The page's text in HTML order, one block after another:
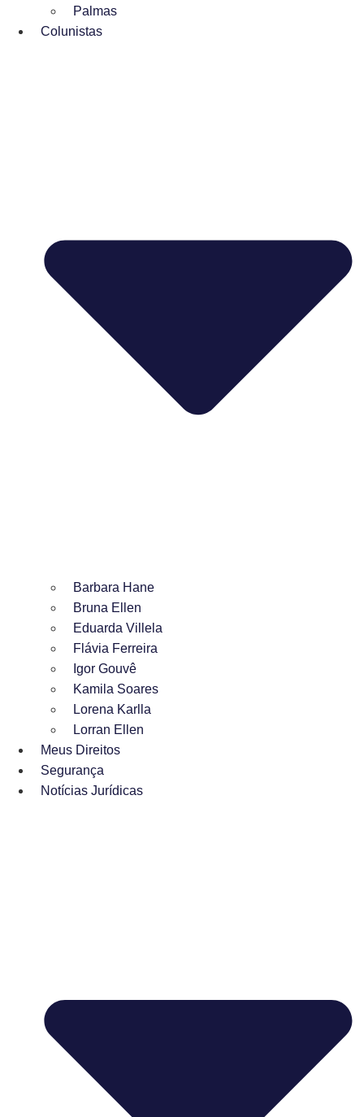
Palmas
Colunistas
Barbara Hane
Bruna Ellen
Eduarda Villela
Flávia Ferreira
Igor Gouvê
Kamila Soares
Lorena Karlla
Lorran Ellen
Meus Direitos
Segurança
Notícias Jurídicas